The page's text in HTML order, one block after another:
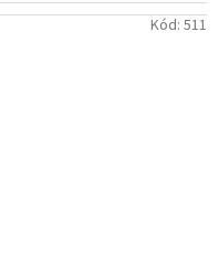
Kód: 511